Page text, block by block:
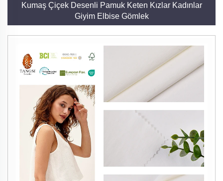
Kumaş Çiçek Desenli Pamuk Keten Kızlar Kadınlar
Giyim Elbise Gömlek